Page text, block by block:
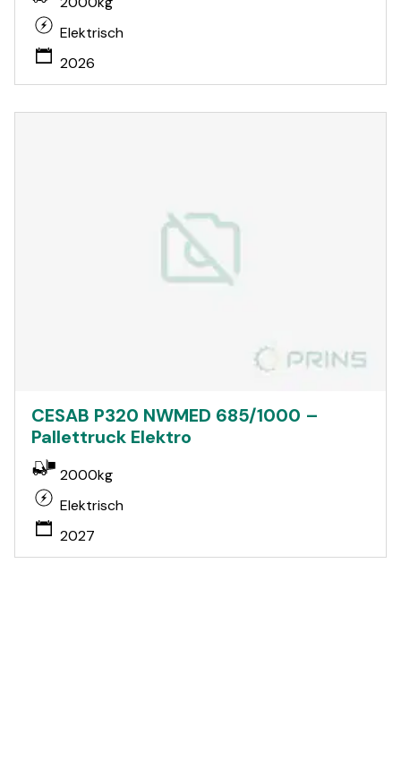
Elektrisch
2026
CESAB P320 NWMED 685/1000 –
Pallettruck Elektro
2000kg
Elektrisch
2027